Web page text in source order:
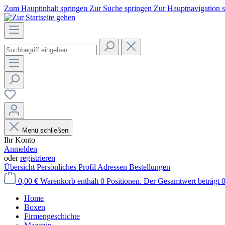
Zum Hauptinhalt springen Zur Suche springen Zur Hauptnavigation
Menü schließen
Ihr Konto
Anmelden
oderregistrieren
Übersicht Persönliches Profil Adressen Bestellungen
0,00 € Warenkorb enthält 0 Positionen. Der Gesamtwert beträgt
Home
Boxen
Firmengeschichte